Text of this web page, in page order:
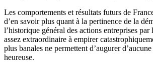
Les comportements et résultats futurs de
d’en savoir plus quant à la pertinence de la
l’historique général des actions entreprises par
assez extraordinaire à empirer
plus banales ne permettent d’augurer d’aucune
heureuse.